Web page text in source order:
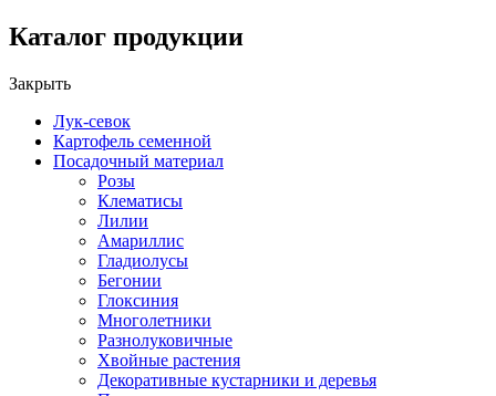
Каталог продукции
Закрыть
Лук-севок
Картофель семенной
Посадочный материал
Розы
Клематисы
Лилии
Амариллис
Гладиолусы
Бегонии
Глоксиния
Многолетники
Разнолуковичные
Хвойные растения
Декоративные кустарники и деревья